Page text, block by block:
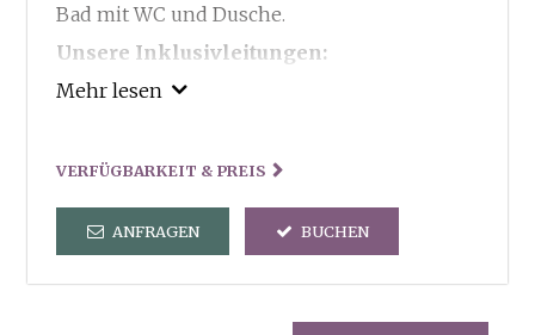
Bad mit WC und Dusche.
Unsere Inklusivleitungen:
Guestcard – Ermässigungen und Vorteile in
und der dorfeigenen Kneippanlage
Tennisplatz steht kostenlos zu Ihrer
Verfügung
Verleih von Wanderstöcken und
Wanderrucksack
2x in der Woche geführte Wanderungen
Mehr lesen
VERFÜGBARKEIT & PREIS
ANFRAGEN BUCHEN